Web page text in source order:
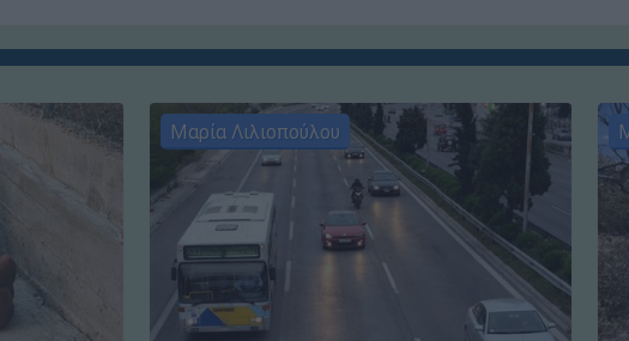
Μαρία Λιλιοπούλου